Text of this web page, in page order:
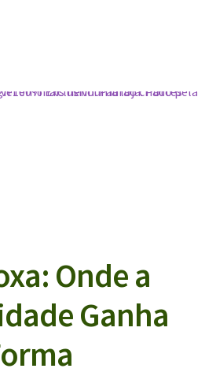
Onde a
Ganha